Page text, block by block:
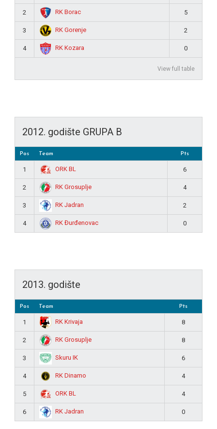
2 RK Borac 5
3 RK Gorenje 2
4 RK Kozara 0
View full table
2012. godište GRUPA B
Pos Team Pts
1 ORK BL 6
2 RK Grosuplje 4
3 RK Jadran 2
4 RK Đurđenovac 0
2013. godište
Pos Team Pts
1 RK Krivaja 8
2 RK Grosuplje 8
3 Skuru IK 6
4 RK Dinamo 4
5 ORK BL 4
6 RK Jadran 0